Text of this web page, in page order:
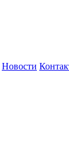
Новости